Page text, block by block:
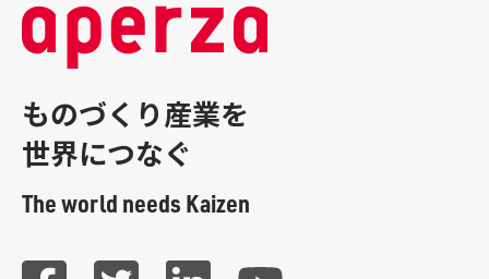
ものづくり産業を
世界につなぐ
The world needs Kaizen